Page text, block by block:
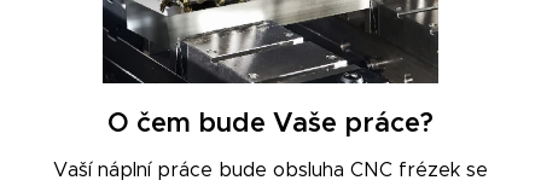
O čem bude Vaše práce?
Vaší náplní práce bude obsluha CNC frézek se